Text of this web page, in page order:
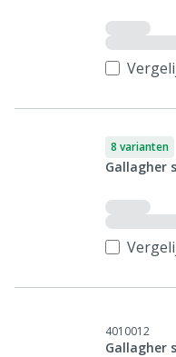
8 varianten
Gallagher
4010012
Gallagher